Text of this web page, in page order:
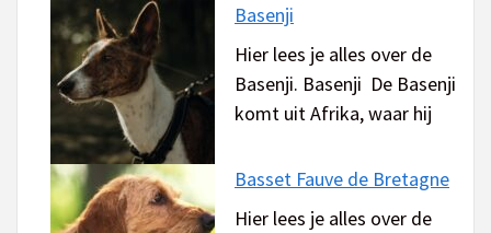
Basenji
Hier lees je alles over de
Basenji. Basenji De Basenji
komt uit Afrika, waar hij
Basset Fauve de Bretagne
Hier lees je alles over de